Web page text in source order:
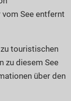
See entfernt
touristischen
zu diesem See
über den